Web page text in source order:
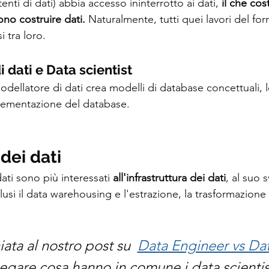
di dati) abbia accesso ininterrotto ai dati, il che
costruire dati. Naturalmente, tutti quei lavori del
tra loro.
dati e Data scientist
di dati crea modelli di database concettuali,
del database.
dati
sono più interessati all'infrastruttura dei dati, al suo
il data warehousing e l'estrazione, la
al nostro post su Data Engineer vs